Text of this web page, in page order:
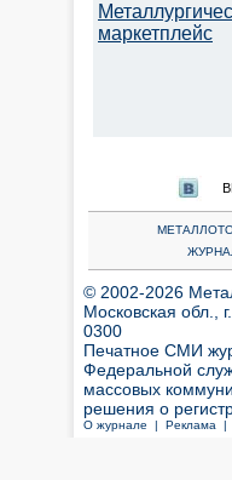
маркетплейс
© 2002-2026
Московская обл.,
0300
Печатное СМИ
Федеральной
массовых
решения о
О журнале | Реклама |